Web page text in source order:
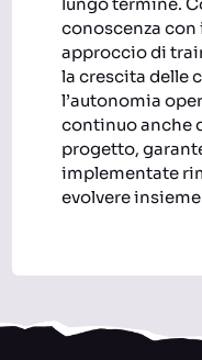
conoscenza con
approccio di
la crescita delle
l’autonomia
continuo anche
progetto,
implementate
evolvere